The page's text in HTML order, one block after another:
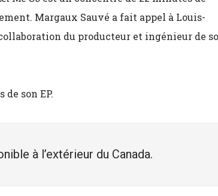
Margaux Sauvé a fait appel à Louis-
du producteur et ingénieur de
son EP.
à l’extérieur du Canada.